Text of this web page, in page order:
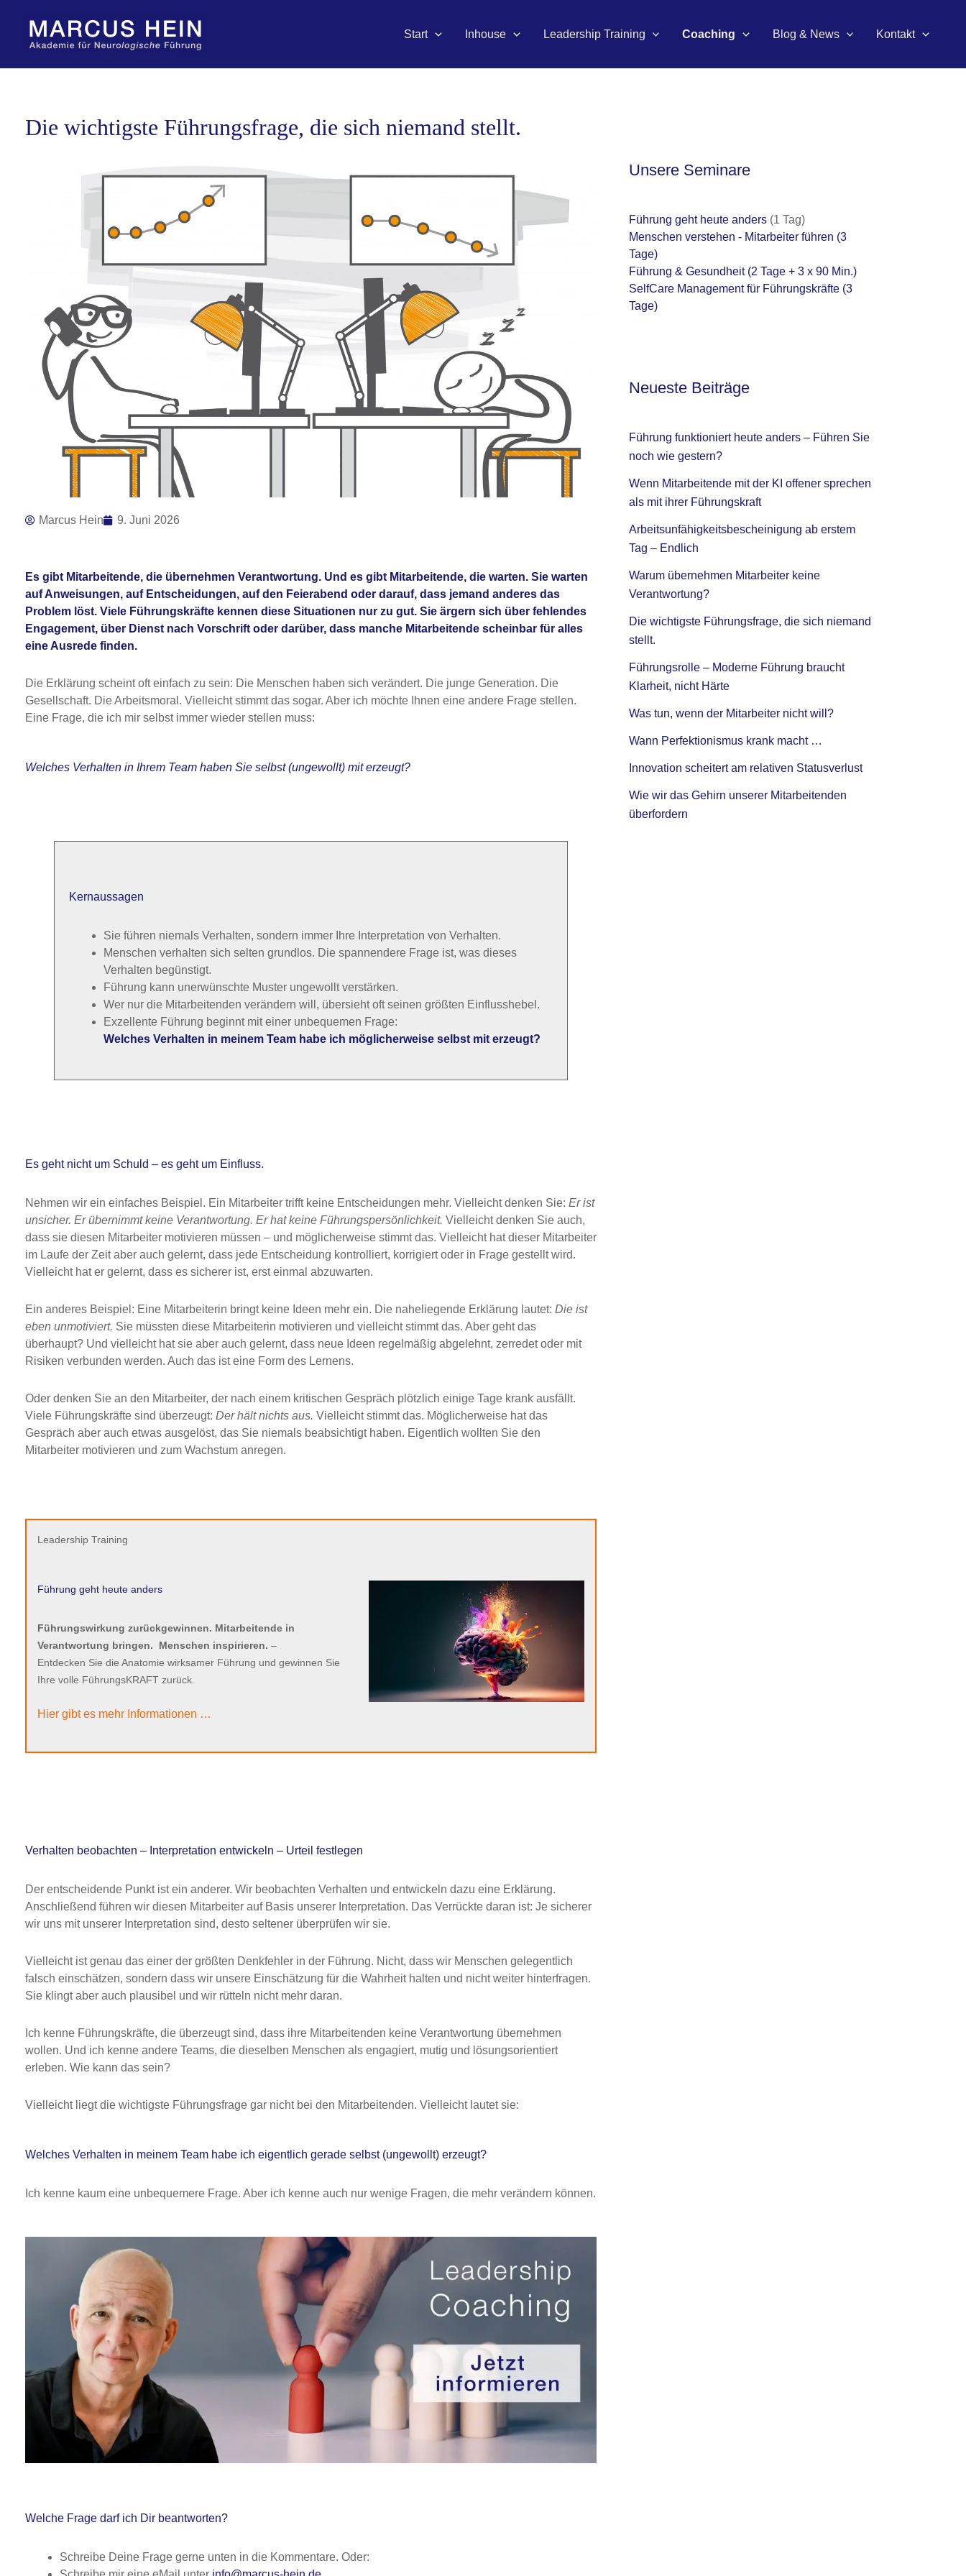
springen
Start Inhouse Leadership Training Coaching Blog & News Kontakt
Die wichtigste Führungsfrage, die sich niemand stellt.
Marcus Hein 9. Juni 2026
Es gibt Mitarbeitende, die übernehmen Verantwortung. Und es gibt Mitarbeitende, die warten. Sie warten
auf Anweisungen, auf Entscheidungen, auf den Feierabend oder darauf, dass jemand anderes das
Problem löst. Viele Führungskräfte kennen diese Situationen nur zu gut. Sie ärgern sich über fehlendes
Engagement, über Dienst nach Vorschrift oder darüber, dass manche Mitarbeitende scheinbar für alles
eine Ausrede finden.
Die Erklärung scheint oft einfach zu sein: Die Menschen haben sich verändert. Die junge Generation. Die
Gesellschaft. Die Arbeitsmoral. Vielleicht stimmt das sogar. Aber ich möchte Ihnen eine andere Frage stellen.
Eine Frage, die ich mir selbst immer wieder stellen muss:
Welches Verhalten in Ihrem Team haben Sie selbst (ungewollt) mit erzeugt?
Kernaussagen
Sie führen niemals Verhalten, sondern immer Ihre Interpretation von Verhalten.
Menschen verhalten sich selten grundlos. Die spannendere Frage ist, was dieses
Verhalten begünstigt.
Führung kann unerwünschte Muster ungewollt verstärken.
Wer nur die Mitarbeitenden verändern will, übersieht oft seinen größten Einflusshebel.
Exzellente Führung beginnt mit einer unbequemen Frage:
Welches Verhalten in meinem Team habe ich möglicherweise selbst mit erzeugt?
Es geht nicht um Schuld – es geht um Einfluss.
Nehmen wir ein einfaches Beispiel. Ein Mitarbeiter trifft keine Entscheidungen mehr. Vielleicht denken Sie: Er ist
unsicher. Er übernimmt keine Verantwortung. Er hat keine Führungspersönlichkeit. Vielleicht denken Sie auch,
dass sie diesen Mitarbeiter motivieren müssen – und möglicherweise stimmt das. Vielleicht hat dieser Mitarbeiter
im Laufe der Zeit aber auch gelernt, dass jede Entscheidung kontrolliert, korrigiert oder in Frage gestellt wird.
Vielleicht hat er gelernt, dass es sicherer ist, erst einmal abzuwarten.
Ein anderes Beispiel: Eine Mitarbeiterin bringt keine Ideen mehr ein. Die naheliegende Erklärung lautet: Die ist
eben unmotiviert. Sie müssten diese Mitarbeiterin motivieren und vielleicht stimmt das. Aber geht das
überhaupt? Und vielleicht hat sie aber auch gelernt, dass neue Ideen regelmäßig abgelehnt, zerredet oder mit
Risiken verbunden werden. Auch das ist eine Form des Lernens.
Oder denken Sie an den Mitarbeiter, der nach einem kritischen Gespräch plötzlich einige Tage krank ausfällt.
Viele Führungskräfte sind überzeugt: Der hält nichts aus. Vielleicht stimmt das. Möglicherweise hat das
Gespräch aber auch etwas ausgelöst, das Sie niemals beabsichtigt haben. Eigentlich wollten Sie den
Mitarbeiter motivieren und zum Wachstum anregen.
Leadership Training
Führung geht heute anders
Führungswirkung zurückgewinnen. Mitarbeitende in
Verantwortung bringen. Menschen inspirieren. –
Entdecken Sie die Anatomie wirksamer Führung und gewinnen Sie
Ihre volle FührungsKRAFT zurück.
Hier gibt es mehr Informationen …
Verhalten beobachten – Interpretation entwickeln – Urteil festlegen
Der entscheidende Punkt ist ein anderer. Wir beobachten Verhalten und entwickeln dazu eine Erklärung.
Anschließend führen wir diesen Mitarbeiter auf Basis unserer Interpretation. Das Verrückte daran ist: Je sicherer
wir uns mit unserer Interpretation sind, desto seltener überprüfen wir sie.
Vielleicht ist genau das einer der größten Denkfehler in der Führung. Nicht, dass wir Menschen gelegentlich
falsch einschätzen, sondern dass wir unsere Einschätzung für die Wahrheit halten und nicht weiter hinterfragen.
Sie klingt aber auch plausibel und wir rütteln nicht mehr daran.
Ich kenne Führungskräfte, die überzeugt sind, dass ihre Mitarbeitenden keine Verantwortung übernehmen
wollen. Und ich kenne andere Teams, die dieselben Menschen als engagiert, mutig und lösungsorientiert
erleben. Wie kann das sein?
Vielleicht liegt die wichtigste Führungsfrage gar nicht bei den Mitarbeitenden. Vielleicht lautet sie:
Welches Verhalten in meinem Team habe ich eigentlich gerade selbst (ungewollt) erzeugt?
Ich kenne kaum eine unbequemere Frage. Aber ich kenne auch nur wenige Fragen, die mehr verändern können.
Welche Frage darf ich Dir beantworten?
Schreibe Deine Frage gerne unten in die Kommentare. Oder:
Unsere Seminare
Führung geht heute anders (1 Tag)
Menschen verstehen - Mitarbeiter führen (3
Tage)
Führung & Gesundheit(2 Tage + 3 x 90 Min.)
SelfCare Management für Führungskräfte (3
Tage)
Neueste Beiträge
Führung funktioniert heute anders – Führen Sie
noch wie gestern?
Wenn Mitarbeitende mit der KI offener sprechen
als mit ihrer Führungskraft
Arbeitsunfähigkeitsbescheinigung ab erstem
Tag – Endlich
Warum übernehmen Mitarbeiter keine
Verantwortung?
Die wichtigste Führungsfrage, die sich niemand
stellt.
Führungsrolle – Moderne Führung braucht
Klarheit, nicht Härte
Was tun, wenn der Mitarbeiter nicht will?
Wann Perfektionismus krank macht …
Innovation scheitert am relativen Statusverlust
Wie wir das Gehirn unserer Mitarbeitenden
überfordern